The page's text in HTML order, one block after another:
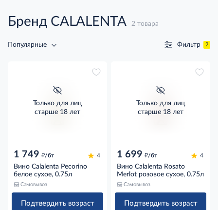
Бренд CALALENTA 2 товара
Популярные Фильтр 2
Только для лиц
старше 18 лет
1 749 д/бт 4
Вино Calalenta Pecorino
белое сухое, 0.75л
Самовывоз
Подтвердить возраст
Только для лиц
старше 18 лет
1 699 д/бт 4
Вино Calalenta Rosato
Merlot розовое сухое, 0.75л
Самовывоз
Подтвердить возраст